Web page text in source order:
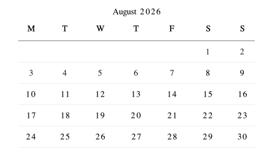
August 2026
M
T W T F S
S
1
2
3
4 5 6 7 8
9
10
11 12 13 14 15
16
17
18 19 20 21 22
23
24
25 26 27 28 29
30